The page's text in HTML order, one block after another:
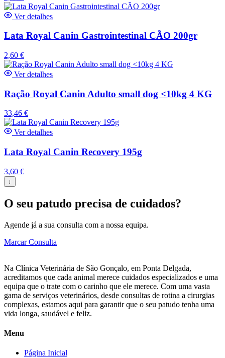
Ver detalhes
Lata Royal Canin Gastrointestinal CÃO 200gr
2,60 €
Ver detalhes
Ração Royal Canin Adulto small dog <10kg 4 KG
33,46 €
Ver detalhes
Lata Royal Canin Recovery 195g
3,60 €
↓
O seu patudo precisa de cuidados?
Agende já a sua consulta com a nossa equipa.
Marcar Consulta
Na Clínica Veterinária de São Gonçalo, em Ponta Delgada,
acreditamos que cada animal merece cuidados especializados e uma
equipa que o trate com o carinho que ele merece. Com uma vasta
gama de serviços veterinários, desde consultas de rotina a cirurgias
complexas, estamos aqui para garantir que o seu patudo tenha uma
vida longa, saudável e feliz.
Menu
Página Inicial